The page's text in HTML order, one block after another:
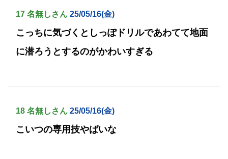
17 名無しさん 25/05/16(金)
こっちに気づくとしっぽドリルであわてて地面
に潜ろうとするのがかわいすぎる
18 名無しさん 25/05/16(金)
こいつの専用技やばいな